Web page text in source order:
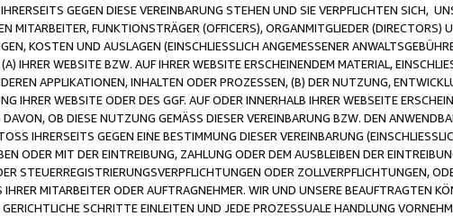
GEGEN DIESE VEREINBARUNG STEHEN UND SIE VERPFLICHTEN SICH,
MITARBEITER, FUNKTIONSTRÄGER (OFFICERS), ORGANMITGLIEDER (DIRECTORS)
KOSTEN UND AUSLAGEN (EINSCHLIESSLICH ANGEMESSENER
IHRER WEBSITE BZW. AUF IHRER WEBSITE ERSCHEINENDEM MATERIAL,
APPLIKATIONEN, INHALTEN ODER PROZESSEN, (B) DER NUTZUNG,
IHRER WEBSITE ODER DES GGF. AUF ODER INNERHALB IHRER WEBSEITE
OB DIESE NUTZUNG GEMÄSS DIESER VEREINBARUNG BZW. DEN
IHRERSEITS GEGEN EINE BESTIMMUNG DIESER VEREINBARUNG
ODER MIT DER EINTREIBUNG, ZAHLUNG ODER DEM AUSBLEIBEN DER
STEUERREGISTRIERUNGSVERPFLICHTUNGEN ODER ZOLLVERPFLICHTUNGEN,
MITARBEITER ODER AUFTRAGNEHMER. WIR UND UNSERE BEAUFTRAGTEN
SCHRITTE EINLEITEN UND JEDE PROZESSUALE HANDLUNG